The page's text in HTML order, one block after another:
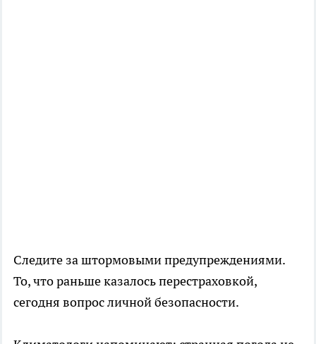
Следите за штормовыми предупреждениями.
То, что раньше казалось перестраховкой,
сегодня вопрос личной безопасности.